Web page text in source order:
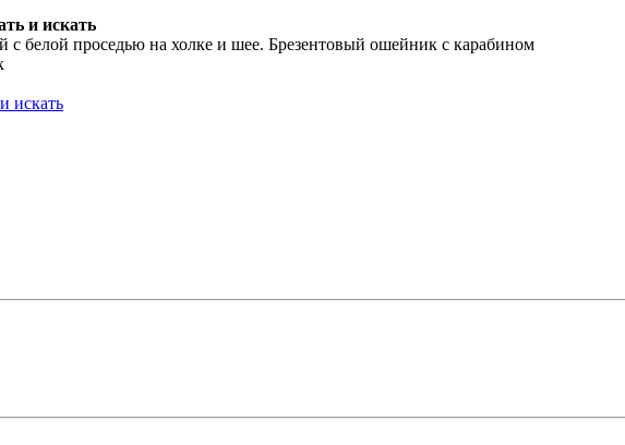
и искать
с белой проседью на холке и шее. Брезентовый ошейник с карабином
искать